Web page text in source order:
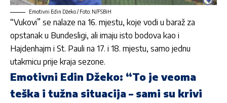
Emotivni Edin Džeko / Foto: N/FSBiH
“Vukovi” se nalaze na 16. mjestu, koje vodi u baraž za
opstanak u Bundesligi, ali imaju isto bodova kao i
Hajdenhajm i St. Pauli na 17. i 18. mjestu, samo jednu
utakmicu prije kraja sezone.
Emotivni Edin Džeko: “To je veoma
teška i tužna situacija – sami su krivi